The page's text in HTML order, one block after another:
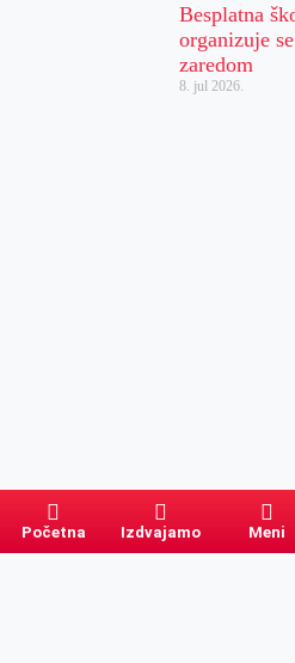
Besplatna
organizuje
zaredom
8. jul 2026.
Početna Izdvajamo Meni